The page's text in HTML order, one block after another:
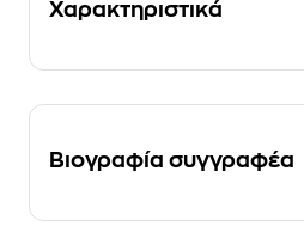
Χαρακτηριστικά
Βιογραφία συγγραφέα